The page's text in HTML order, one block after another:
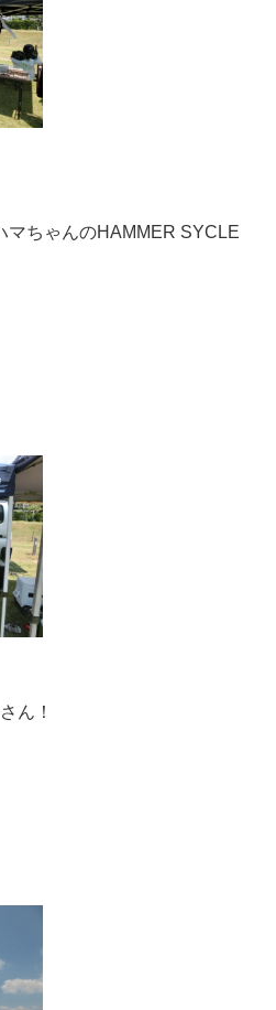
マちゃんのHAMMER SYCLE
ん！